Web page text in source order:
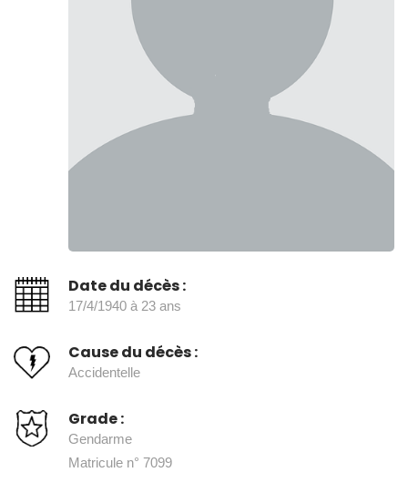
Date du décès :
17/4/1940 à 23 ans
Cause du décès :
Accidentelle
Grade :
Gendarme
Matricule n° 7099